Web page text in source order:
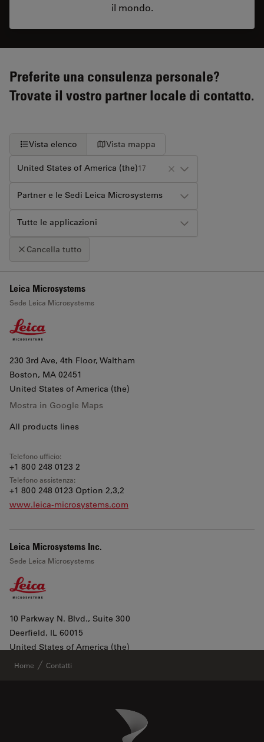
il mondo.
Preferite una consulenza personale?
Trovate il vostro partner locale di contatto.
Vista elenco Vista mappa
United States of America (the)17
Partner e le Sedi Leica Microsystems
Tutte le applicazioni
Cancella tutto
+
−
Leaflet |©
Clicca sulla mappa per attivare lo zoom con la rotellina
Leica Microsystems
Sede Leica Microsystems
230 3rd Ave, 4th Floor, Waltham
Boston, MA 02451
United States of America (the)
Mostra in Google Maps
All products lines
Telefono ufficio:
+1 800 248 0123 2
Telefono assistenza:
+1 800 248 0123 Option 2,3,2
www.leica-microsystems.com
Leica Microsystems Inc.
Sede Leica Microsystems
10 Parkway N. Blvd., Suite 300
Deerfield, IL 60015
United States of America (the)
Mostra in Google Maps
Home Contatti
Danaher Logo